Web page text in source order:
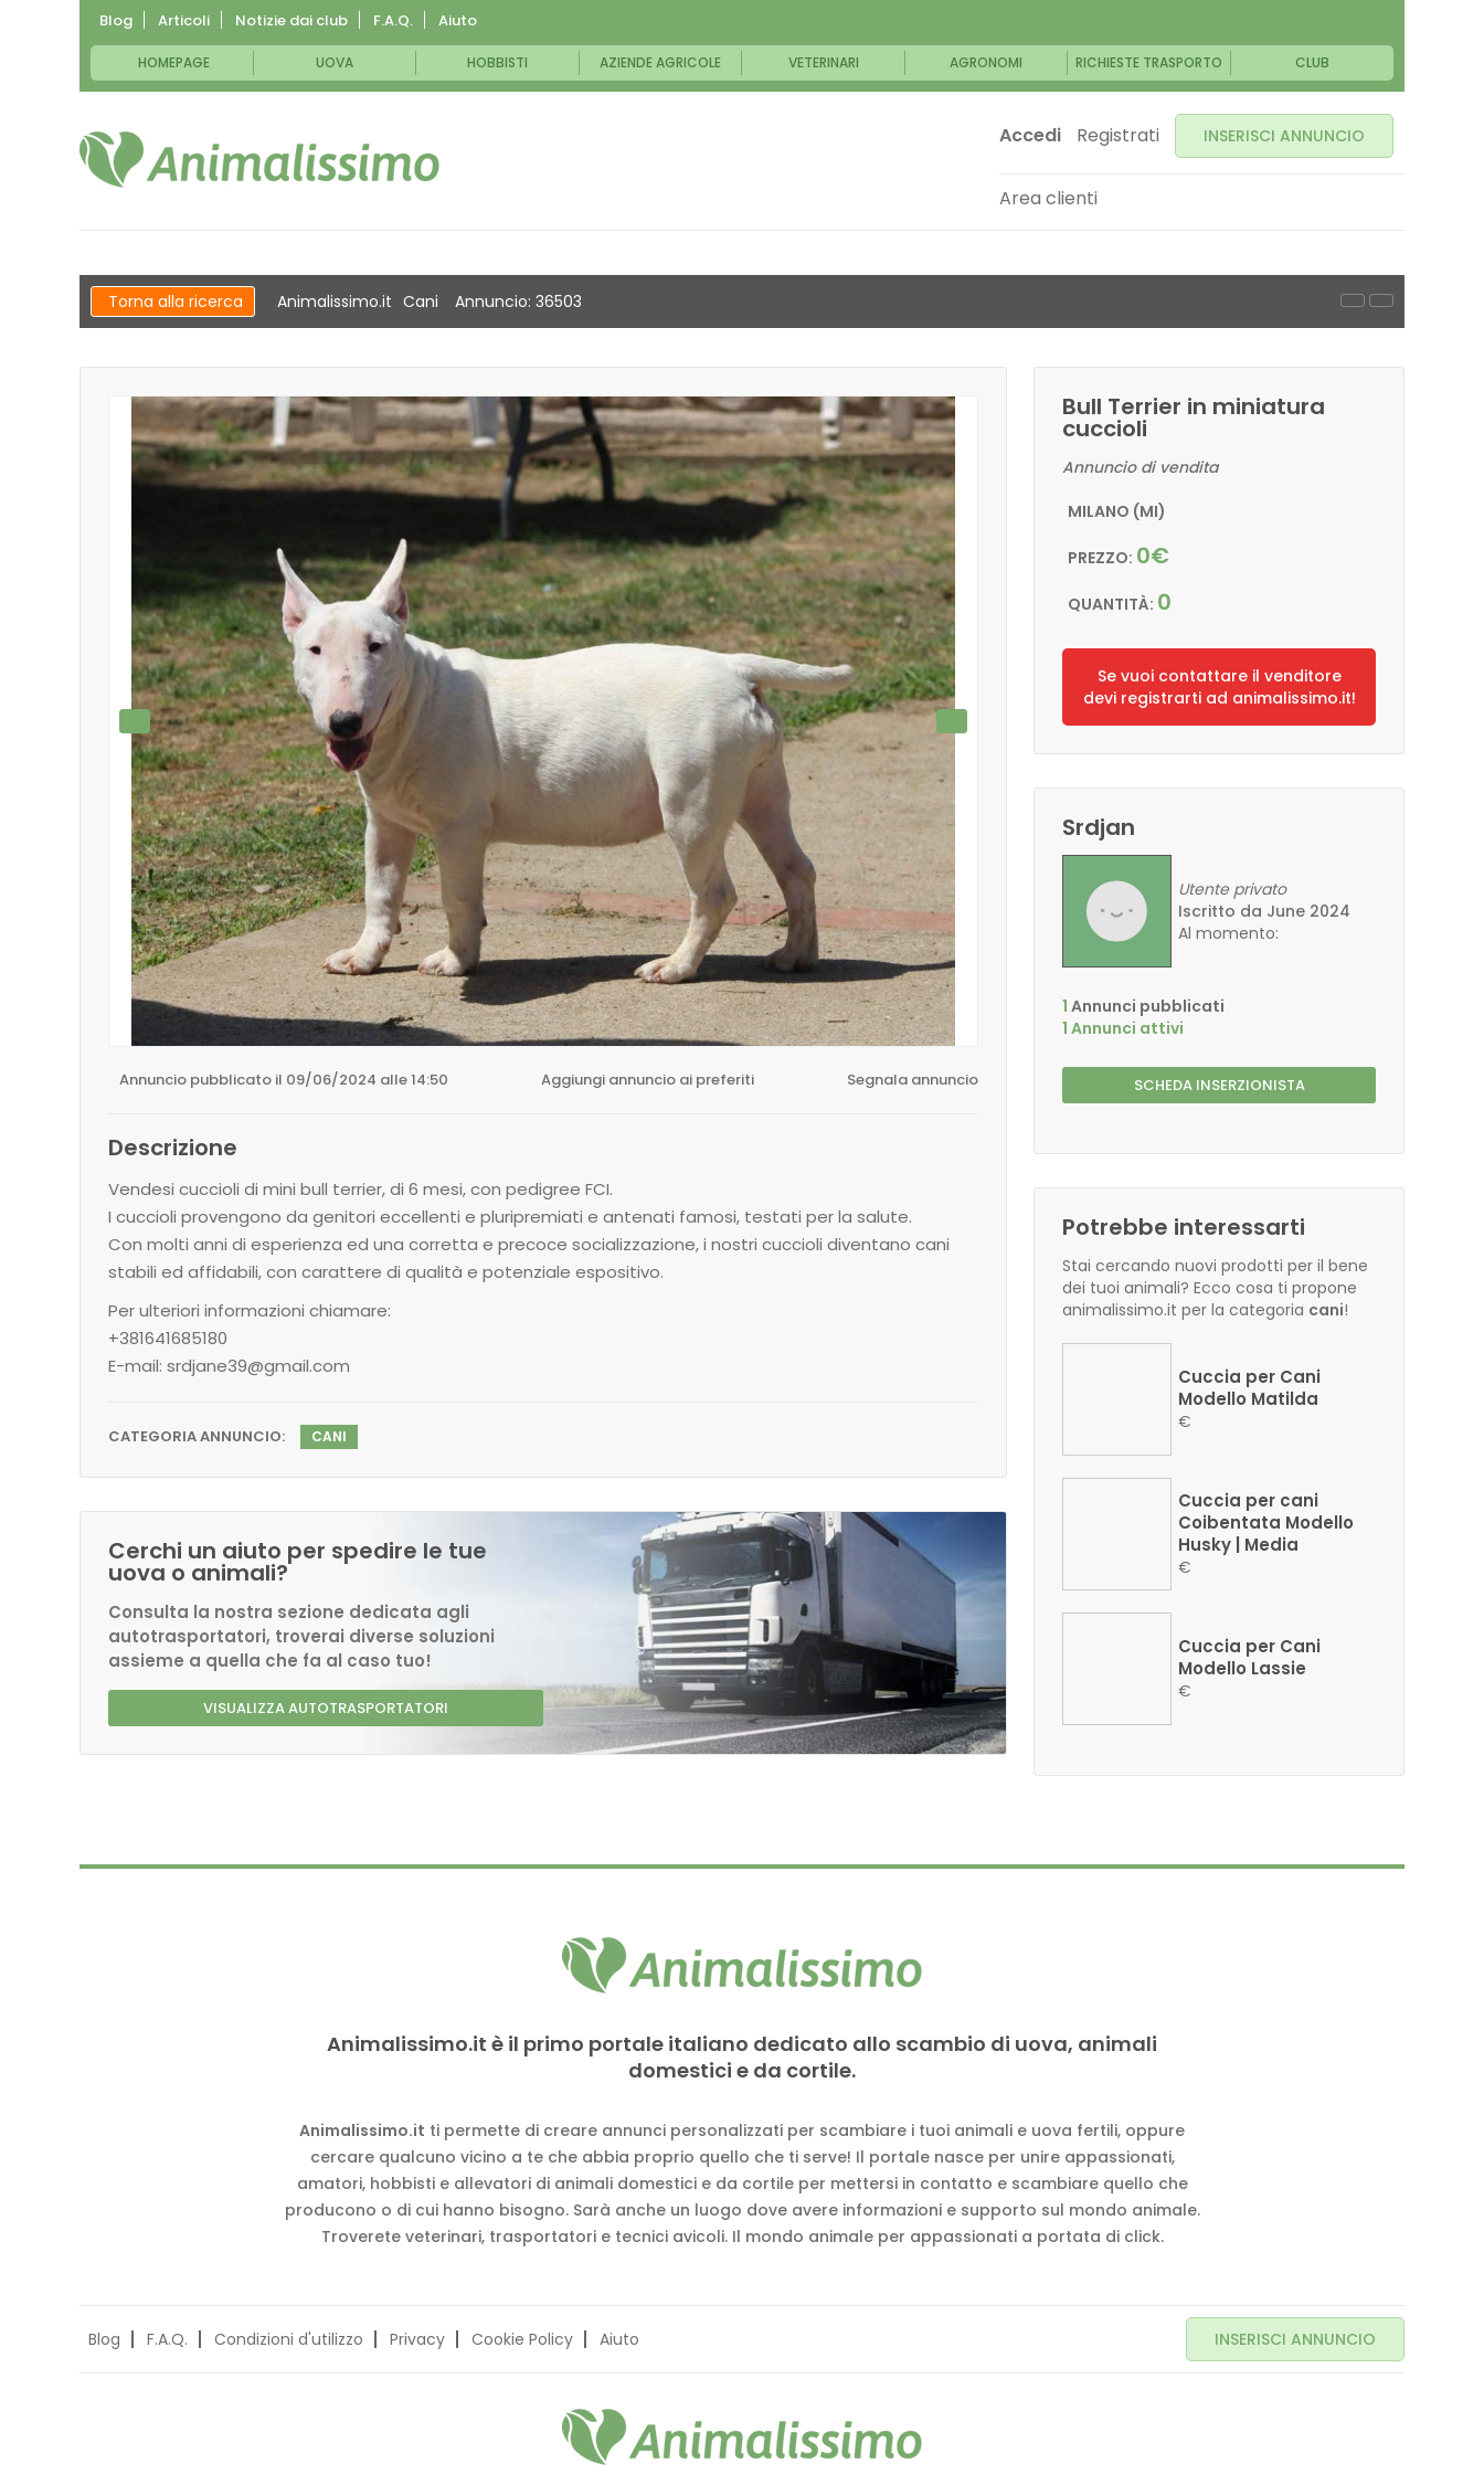
Blog Articoli Notizie dai club F.A.Q. Aiuto
HOMEPAGE UOVA HOBBISTI AZIENDE AGRICOLE VETERINARI AGRONOMI RICHIESTE TRASPORTO CLUB
Accedi Registrati INSERISCI ANNUNCIO
Area clienti
Torna alla ricerca Animalissimo.it Cani Annuncio: 36503
Annuncio pubblicato il 09/06/2024 alle 14:50 Aggiungi annuncio ai preferiti Segnala annuncio
Descrizione
Vendesi cuccioli di mini bull terrier, di 6 mesi, con pedigree FCI.
I cuccioli provengono da genitori eccellenti e pluripremiati e antenati famosi, testati per la salute.
Con molti anni di esperienza ed una corretta e precoce socializzazione, i nostri cuccioli diventano cani
stabili ed affidabili, con carattere di qualità e potenziale espositivo.
Per ulteriori informazioni chiamare:
+381641685180
E-mail: srdjane39@gmail.com
CATEGORIA ANNUNCIO: CANI
Cerchi un aiuto per spedire le tue
uova o animali?
Consulta la nostra sezione dedicata agli
autotrasportatori, troverai diverse soluzioni
assieme a quella che fa al caso tuo!
VISUALIZZA AUTOTRASPORTATORI
Bull Terrier in miniatura
cuccioli
Annuncio di vendita
MILANO (MI)
PREZZO: 0€
QUANTITÀ: 0
Se vuoi contattare il venditore
devi registrarti ad animalissimo.it!
Srdjan
Utente privato
Iscritto da June 2024
Al momento:
1 Annunci pubblicati
1 Annunci attivi
SCHEDA INSERZIONISTA
Potrebbe interessarti
Stai cercando nuovi prodotti per il bene
dei tuoi animali? Ecco cosa ti propone
animalissimo.it per la categoria cani!
Cuccia per Cani
Modello Matilda
€
Cuccia per cani
Coibentata Modello
Husky | Media
€
Cuccia per Cani
Modello Lassie
€
Animalissimo.it è il primo portale italiano dedicato allo scambio di uova, animali
domestici e da cortile.
Animalissimo.it ti permette di creare annunci personalizzati per scambiare i tuoi animali e uova fertili, oppure
cercare qualcuno vicino a te che abbia proprio quello che ti serve! Il portale nasce per unire appassionati,
amatori, hobbisti e allevatori di animali domestici e da cortile per mettersi in contatto e scambiare quello che
producono o di cui hanno bisogno. Sarà anche un luogo dove avere informazioni e supporto sul mondo animale.
Troverete veterinari, trasportatori e tecnici avicoli. Il mondo animale per appassionati a portata di click.
Blog F.A.Q. Condizioni d'utilizzo Privacy Cookie Policy Aiuto INSERISCI ANNUNCIO